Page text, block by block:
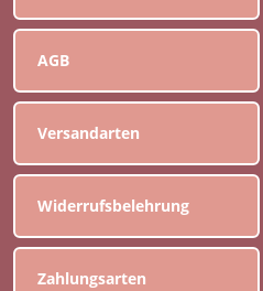
AGB
Versandarten
Widerrufsbelehrung
Zahlungsarten